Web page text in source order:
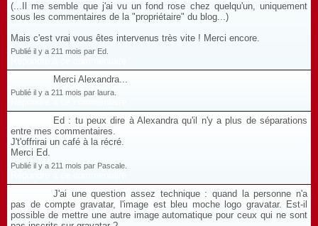
(...Il me semble que j'ai vu un fond rose chez quelqu'un, uniquement
sous les commentaires de la "propriétaire" du blog...)
Mais c'est vrai vous êtes intervenus très vite ! Merci encore.
Publié il y a 211 mois par Ed.
Merci Alexandra...
Publié il y a 211 mois par laura.
Ed : tu peux dire à Alexandra qu'il n'y a plus de séparations
entre mes commentaires.
J't'offrirai un café à la récré.
Merci Ed.
Publié il y a 211 mois par Pascale.
J'ai une question assez technique : quand la personne n'a
pas de compte gravatar, l'image est bleu moche logo gravatar. Est-il
possible de mettre une autre image automatique pour ceux qui ne sont